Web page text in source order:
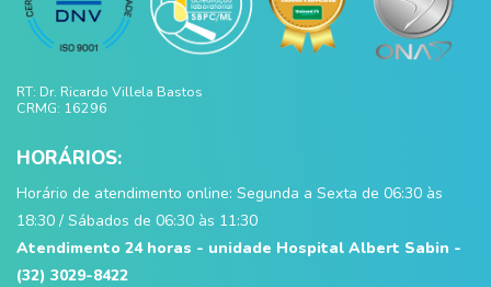
RT: Dr. Ricardo Villela Bastos
CRMG: 16296
HORÁRIOS:
Horário de atendimento online: Segunda a Sexta de 06:30 às
18:30 / Sábados de 06:30 às 11:30
Atendimento 24 horas - unidade Hospital Albert Sabin -
(32) 3029-8422